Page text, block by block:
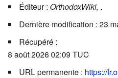
Éditeur : OrthodoxWiki, .
Dernière modification : 23
Récupéré :
8 août 2026 02:09 TUC
URL permanente : https://